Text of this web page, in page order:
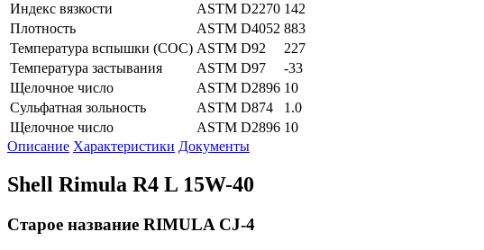
Индекс вязкости
ASTM D2270 142
Плотность
ASTM D4052 883
Температура вспышки (СОС) ASTM D92
227
Температура застывания
ASTM D97
-33
Щелочное число
ASTM D2896 10
Сульфатная зольность
ASTM D874
1.0
Щелочное число
ASTM D2896 10
Описание Характеристики Документы
Shell Rimula R4 L 15W-40
Старое название RIMULA CJ-4